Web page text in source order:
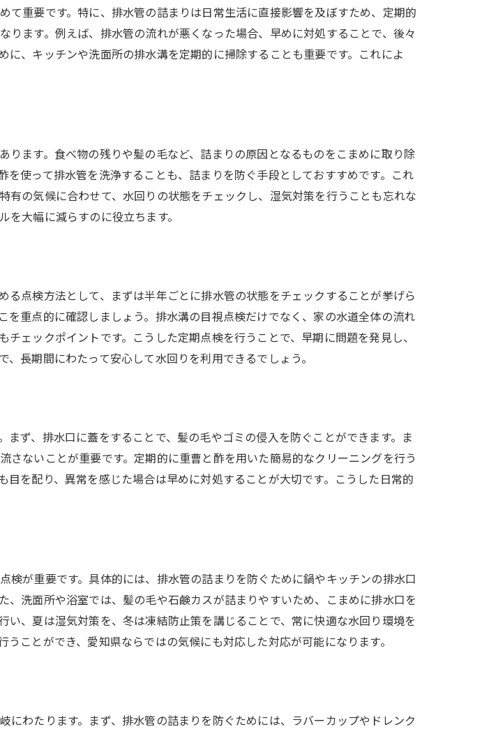
な住環境を実現するために
に防ぐライフスタイル
つための習慣
の管理方法
地域別対策
の未来を考える
重要です。特に、排水管の詰まりは日常生活に直接影響を及ぼすため、定期的
ます。例えば、排水管の流れが悪くなった場合、早めに対処することで、後々
、キッチンや洗面所の排水溝を定期的に掃除することも重要です。これによ
ます。食べ物の残りや髪の毛など、詰まりの原因となるものをこまめに取り除
使って排水管を洗浄することも、詰まりを防ぐ手段としておすすめです。これ
の気候に合わせて、水回りの状態をチェックし、湿気対策を行うことも忘れな
大幅に減らすのに役立ちます。
点検方法として、まずは半年ごとに排水管の状態をチェックすることが挙げら
重点的に確認しましょう。排水溝の目視点検だけでなく、家の水道全体の流れ
ェックポイントです。こうした定期点検を行うことで、早期に問題を発見し、
長期間にわたって安心して水回りを利用できるでしょう。
ず、排水口に蓋をすることで、髪の毛やゴミの侵入を防ぐことができます。ま
ないことが重要です。定期的に重曹と酢を用いた簡易的なクリーニングを行う
を配り、異常を感じた場合は早めに対処することが大切です。こうした日常的
が重要です。具体的には、排水管の詰まりを防ぐために鍋やキッチンの排水口
洗面所や浴室では、髪の毛や石鹸カスが詰まりやすいため、こまめに排水口を
、夏は湿気対策を、冬は凍結防止策を講じることで、常に快適な水回り環境を
ことができ、愛知県ならではの気候にも対応した対応が可能になります。
わたります。まず、排水管の詰まりを防ぐためには、ラバーカップやドレンク